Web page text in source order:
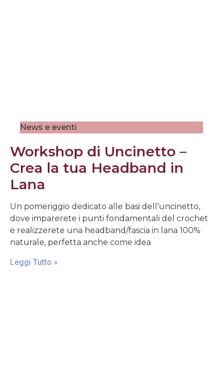
News e eventi
Workshop di Uncinetto –
Crea la tua Headband in
Lana
Un pomeriggio dedicato alle basi dell’uncinetto,
dove imparerete i punti fondamentali del crochet
e realizzerete una headband/fascia in lana 100%
naturale, perfetta anche come idea
Leggi Tutto »